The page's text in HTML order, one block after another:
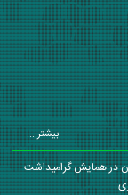
بیشتر ...
در همایش گرامیداشت